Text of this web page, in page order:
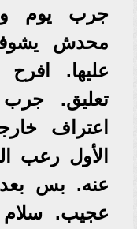
جرب يوم
محدش
عليها.
تعليق.
اعتراف
الأول رعب
عنه. بس
عجيب.